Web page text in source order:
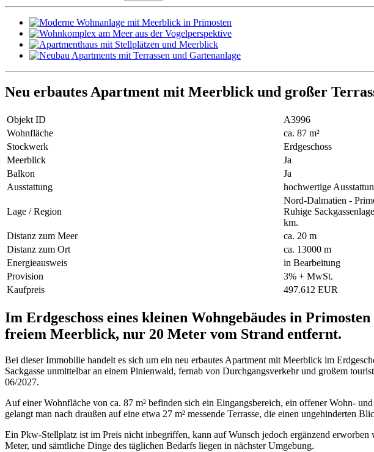
Neu erbautes Apartment mit Meerblick und großer
Objekt ID
A3996
Wohnfläche
ca. 87 m²
Stockwerk
Erdgeschoss
Meerblick
Ja
Balkon
Ja
Ausstattung
hochwertige
Lage / Region
Nord-Dalmatien -
Ruhige
km.
Distanz zum Meer
ca. 20 m
Distanz zum Ort
ca. 13000 m
Energieausweis
in Bearbeitung
Provision
3% + MwSt.
Kaufpreis
497.612 EUR
Im Erdgeschoss eines kleinen Wohngebäudes in
freiem Meerblick, nur 20 Meter vom Strand entfernt.
Bei dieser Immobilie handelt es sich um ein neu erbautes Apartment mit Meerblick im
Sackgasse unmittelbar an einem Pinienwald, fernab von Durchgangsverkehr und großem
06/2027.
Auf einer Wohnfläche von ca. 87 m² befinden sich ein Eingangsbereich, ein offener Wohn-
gelangt man nach draußen auf eine etwa 27 m² messende Terrasse, die einen ungehinderten
Ein Pkw-Stellplatz ist im Preis nicht inbegriffen, kann auf Wunsch jedoch ergänzend
Meter, und sämtliche Dinge des täglichen Bedarfs liegen in nächster Umgebung.